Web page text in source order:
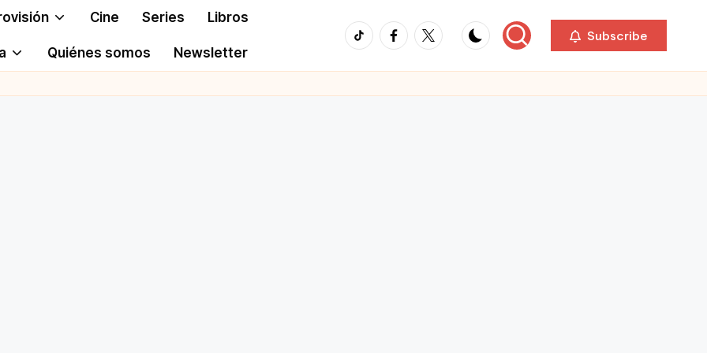
Cine Series Libros
Quiénes somos Newsletter
TikTokFacebook
Twitter Subscribe